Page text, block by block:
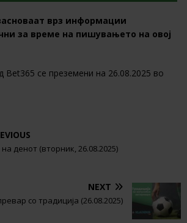
врз информации
за време на пишувањето на овој
се преземени на 26.08.2025 во
денот (вторник, 26.08.2025)
NEXT
со традиција (26.08.2025)